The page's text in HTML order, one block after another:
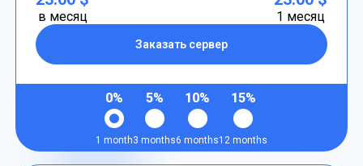
в месяц
Заказать сервер
1 месяц
0%
1 month
5%
3 months
10%
6 months
15%
12 months